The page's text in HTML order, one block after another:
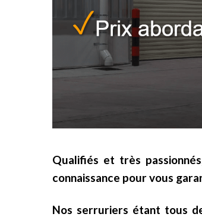
Qualifiés et très
connaissance pour vous
Nos serruriers étant tous